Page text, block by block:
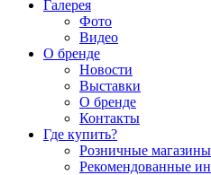
Галерея
Фото
Видео
О бренде
Новости
Выставки
О бренде
Контакты
Где купить?
Розничные магазины
Рекомендованные